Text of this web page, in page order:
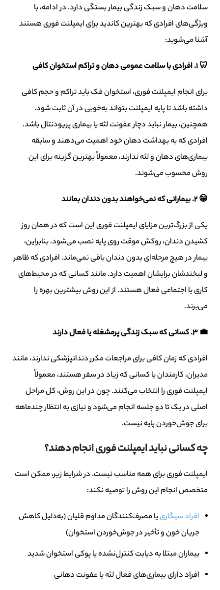
سلامت دهان و سبک زندگی بیمار بستگی دارد. در ادامه، با
ویژگی‌های افرادی که بهترین کاندید برای ایمپلنت فوری هستند
آشنا می‌شوید:
🦷۱.افرادی با سلامت عمومی دهان و تراکم استخوان کافی
برای انجام ایمپلنت فوری، استخوان فک باید تراکم و حجم کافی
داشته باشد تا پایه ایمپلنت بتواند به‌خوبی در آن ثابت شود.
همچنین، بیمار نباید دچار عفونت لثه یا بیماری پریودنتال باشد.
افرادی که به بهداشت دهان خود اهمیت می‌دهند و سابقه
بیماری‌های دهان و لثه ندارند، معمولاً بهترین گزینه برای این
روش محسوب می‌شوند.
😁۲.بیمارانی که نمی‌خواهند بدون دندان بمانند
یکی از بزرگ‌ترین مزایای ایمپلنت فوری این است که در همان روز
کشیدن دندان، روکش موقت روی پایه نصب می‌شود. بنابراین،
بیمار در هیچ مرحله‌ای بدون دندان باقی نمی‌ماند. افرادی که ظاهر
و لبخندشان برایشان اهمیت دارد. مانند کسانی که در محیط‌های
کاری یا اجتماعی فعال هستند. از این روش بیشترین بهره را
می‌برند.
💼 ۳.کسانی که سبک زندگی پرمشغله یا فعال دارند
افرادی که زمان کافی برای مراجعات مکرر دندانپزشکی ندارند، مانند
مدیران، کارمندان یا کسانی که زیاد در سفر هستند، معمولاً
ایمپلنت فوری را انتخاب می‌کنند. چون در این روش، کل مراحل
اصلی در یک تا دو جلسه انجام می‌شود و نیازی به انتظار چندماهه
برای جوش‌خوردن پایه نیست.
چه کسانی نباید ایمپلنت فوری انجام دهند؟
ایمپلنت فوری برای همه مناسب نیست. در شرایط زیر، ممکن است
متخصص انجام این روش را توصیه نکند:
افراد سیگارییا مصرف‌کنندگان مداوم قلیان (به‌دلیل کاهش
جریان خون و تأخیر در جوش‌خوردن استخوان)
بیماران مبتلا به دیابت کنترل‌نشده یا پوکی استخوان شدید
افراد دارای بیماری‌های فعال لثه یا عفونت دهانی